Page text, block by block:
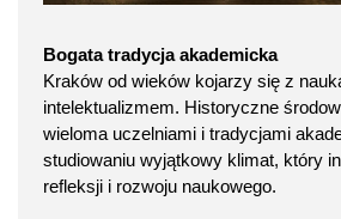
Bogata tradycja akademicka
Kraków od wieków kojarzy się z
intelektualizmem. Historyczne
wieloma uczelniami i tradycjami
studiowaniu wyjątkowy klimat, który
refleksji i rozwoju naukowego.